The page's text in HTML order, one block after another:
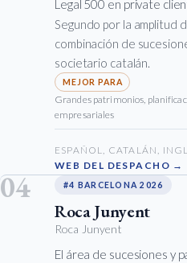
Legal 500 en private
Segundo por la amplitud
combinación de
societario catalán.
Grandes patrimonios,
empresariales
ESPAÑOL, CATALÁN,
WEB DEL DESPACHO →
04 #4 BARCELONA 2026
Roca Junyent
Roca Junyent
El área de sucesiones y